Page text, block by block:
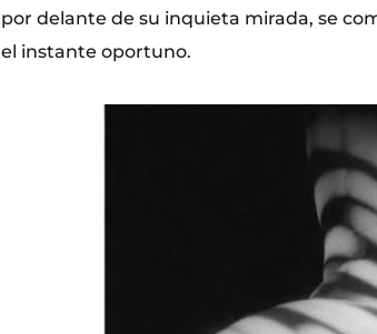
por delante de su inquieta mirada, se
el instante oportuno.